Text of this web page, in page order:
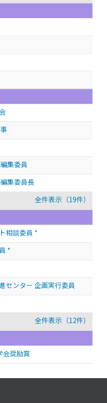
集委員
集委員長
全件表示（19件）
相談委員 *
*
センター 企画実行委員
全件表示（12件）
会奨励賞